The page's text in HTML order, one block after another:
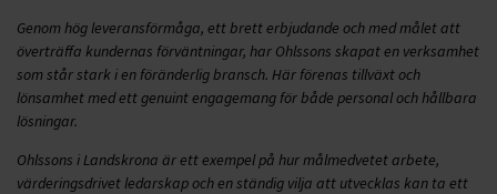
Genom hög leveransförmåga, ett brett erbjudande och med målet att
överträffa kundernas förväntningar, har Ohlssons skapat en verksamhet
som står stark i en föränderlig bransch. Här förenas tillväxt och
lönsamhet med ett genuint engagemang för både personal och hållbara
lösningar.
Ohlssons i Landskrona är ett exempel på hur målmedvetet arbete,
värderingsdrivet ledarskap och en ständig vilja att utvecklas kan ta ett